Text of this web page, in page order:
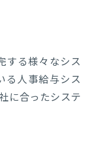
する様々なシス
る人事給与シス
に合ったシステ